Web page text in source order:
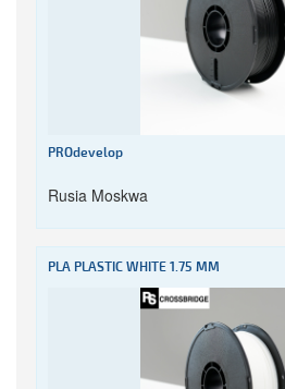
PROdevelop
Rusia Moskwa
PLA PLASTIC WHITE 1.75 MM